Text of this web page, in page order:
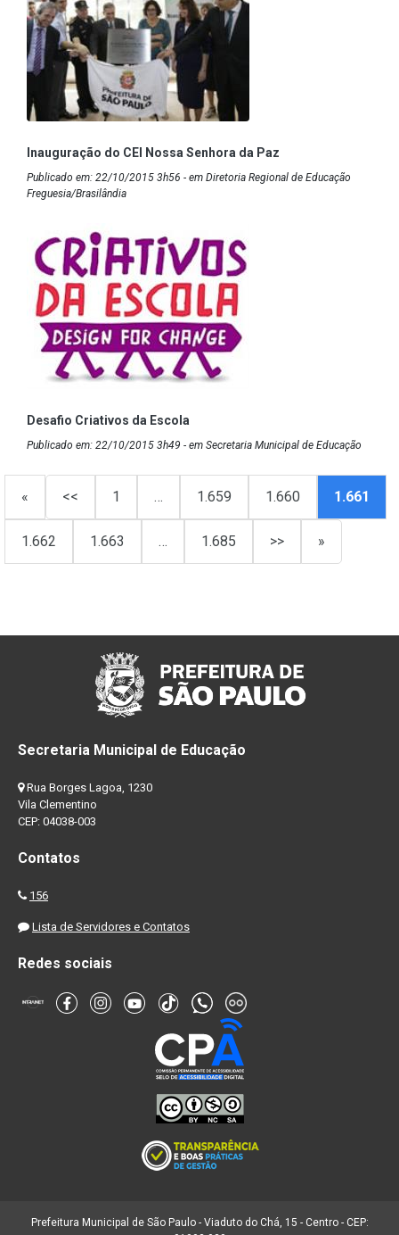
Inauguração do CEI Nossa Senhora da Paz
Publicado em: 22/10/2015 3h56 - em Diretoria Regional de Educação
Freguesia/Brasilândia
Desafio Criativos da Escola
Publicado em: 22/10/2015 3h49 - em Secretaria Municipal de Educação
« << 1 … 1.659 1.660 1.661
1.662 1.663 … 1.685 >> »
Secretaria Municipal de Educação
Rua Borges Lagoa, 1230
Vila Clementino
CEP: 04038-003
Contatos
156
Lista de Servidores e Contatos
Redes sociais
Prefeitura Municipal de São Paulo - Viaduto do Chá, 15 - Centro - CEP: